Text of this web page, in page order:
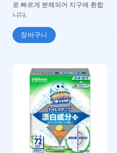
로 빠르게 분해되어 지구에 환합
니다.
장바구니